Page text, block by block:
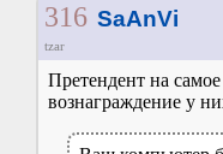
316 SaAnVi
tzar
Претендент на
вознаграждение у